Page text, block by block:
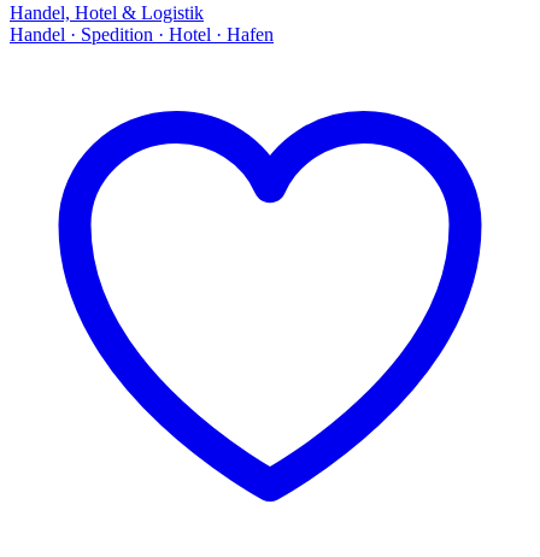
Handel, Hotel & Logistik
Handel · Spedition · Hotel · Hafen